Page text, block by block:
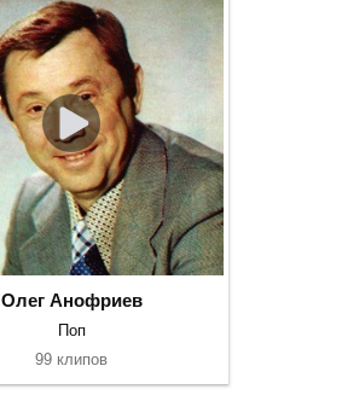
Олег Анофриев
Поп
99 клипов